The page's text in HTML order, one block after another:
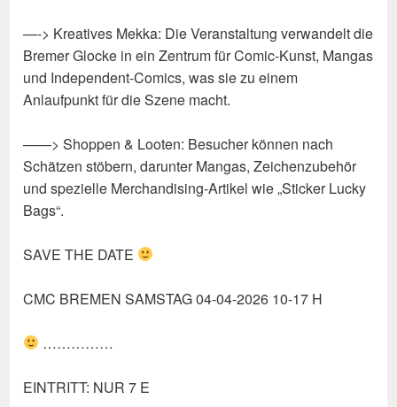
—-> Kreatives Mekka: Die Veranstaltung verwandelt die
Bremer Glocke in ein Zentrum für Comic-Kunst, Mangas
und Independent-Comics, was sie zu einem
Anlaufpunkt für die Szene macht.
——> Shoppen & Looten: Besucher können nach
Schätzen stöbern, darunter Mangas, Zeichenzubehör
und spezielle Merchandising-Artikel wie „Sticker Lucky
Bags“.
SAVE THE DATE
CMC BREMEN SAMSTAG 04-04-2026 10-17 H
……………
EINTRITT: NUR 7 E